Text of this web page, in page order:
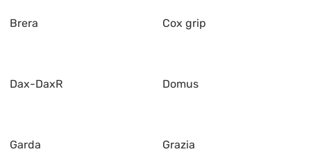
Brera Cox grip
Dax-DaxR Domus
Garda Grazia